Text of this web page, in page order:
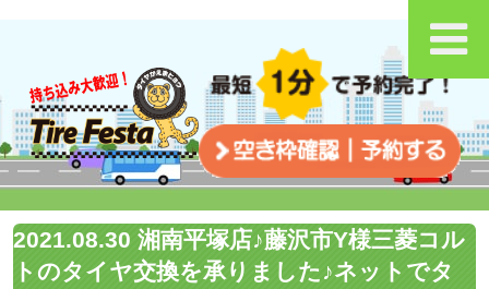
2021.08.30 湘南平塚店♪藤沢市Y様三菱コル
トのタイヤ交換を承りました♪ネットでタ